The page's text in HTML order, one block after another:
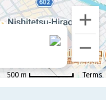
500 m Terms